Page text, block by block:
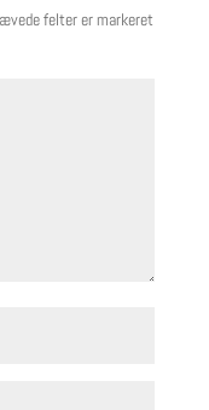
felter er markeret